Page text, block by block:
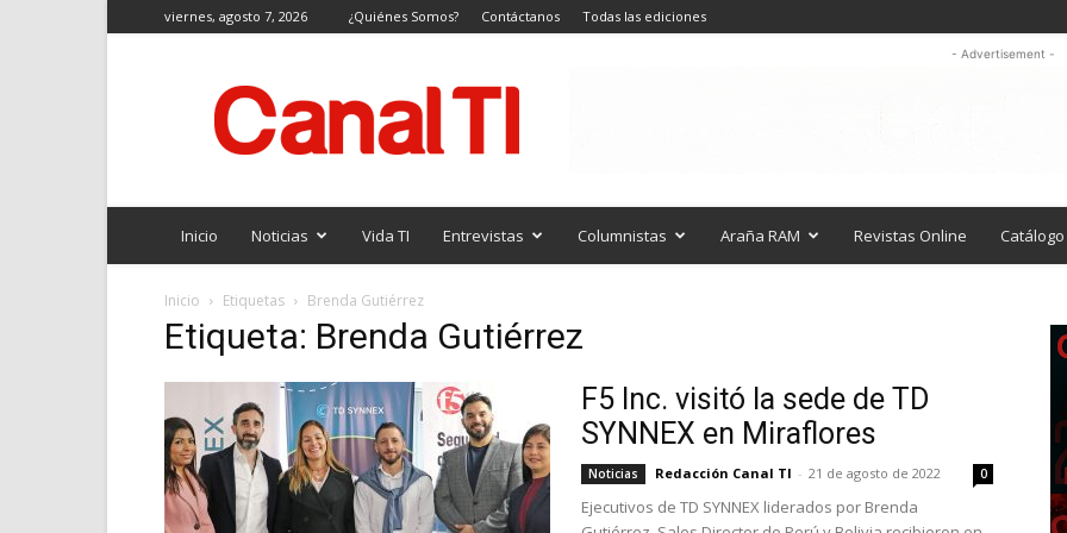
viernes, agosto 7, 2026 ¿Quiénes Somos? Contáctanos Todas las ediciones
TI
- Advertisement -
Inicio Noticias Vida TI Entrevistas Columnistas Araña RAM Revistas Online Catálogo
Inicio Etiquetas Brenda Gutiérrez
Etiqueta: Brenda Gutiérrez
F5 Inc. visitó la sede de TD
SYNNEX en Miraflores
Noticias Redacción Canal TI - 21 de agosto de 2022 0
Ejecutivos de TD SYNNEX liderados por Brenda